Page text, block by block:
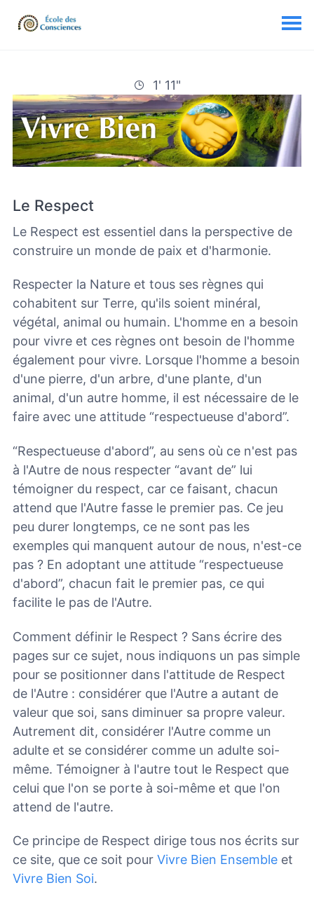
1' 11"
Le Respect
Le Respect est essentiel dans la perspective de
construire un monde de paix et d'harmonie.
Respecter la Nature et tous ses règnes qui
cohabitent sur Terre, qu'ils soient minéral,
végétal, animal ou humain. L'homme en a besoin
pour vivre et ces règnes ont besoin de l'homme
également pour vivre. Lorsque l'homme a besoin
d'une pierre, d'un arbre, d'une plante, d'un
animal, d'un autre homme, il est nécessaire de le
faire avec une attitude “respectueuse d'abord”.
“Respectueuse d'abord”, au sens où ce n'est pas
à l'Autre de nous respecter “avant de” lui
témoigner du respect, car ce faisant, chacun
attend que l'Autre fasse le premier pas. Ce jeu
peu durer longtemps, ce ne sont pas les
exemples qui manquent autour de nous, n'est-ce
pas ? En adoptant une attitude “respectueuse
d'abord”, chacun fait le premier pas, ce qui
facilite le pas de l'Autre.
Comment définir le Respect ? Sans écrire des
pages sur ce sujet, nous indiquons un pas simple
pour se positionner dans l'attitude de Respect
de l'Autre : considérer que l'Autre a autant de
valeur que soi, sans diminuer sa propre valeur.
Autrement dit, considérer l'Autre comme un
adulte et se considérer comme un adulte soi-
même. Témoigner à l'autre tout le Respect que
celui que l'on se porte à soi-même et que l'on
attend de l'autre.
Ce principe de Respect dirige tous nos écrits sur
ce site, que ce soit pour Vivre Bien Ensemble et
Vivre Bien Soi.